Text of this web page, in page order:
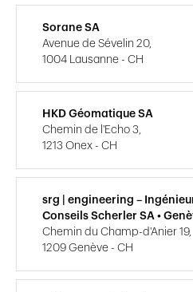
Sorane SA
Avenue de Sévelin 20,
1004 Lausanne - CH
HKD Géomatique SA
Chemin de l'Echo 3,
1213 Onex - CH
srg | engineering –
Conseils Scherler SA •
Chemin du Champ-d'Anier 19,
1209 Genève - CH